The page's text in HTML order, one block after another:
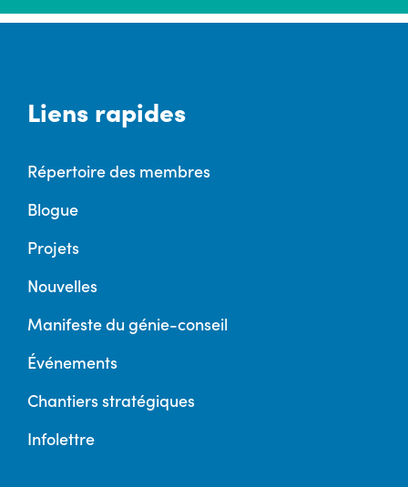
Liens rapides
Répertoire des membres
Blogue
Projets
Nouvelles
Manifeste du génie-conseil
Événements
Chantiers stratégiques
Infolettre